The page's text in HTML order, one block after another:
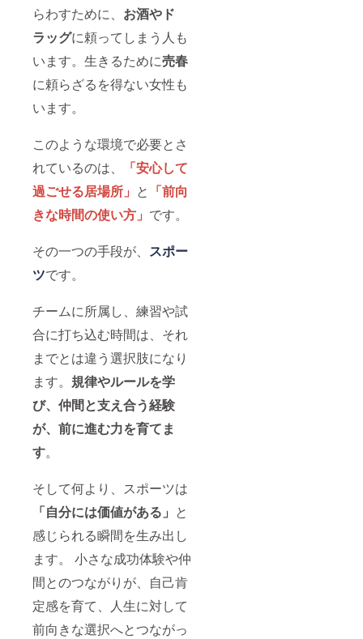
らわすために、 お酒やド
ラッグに頼ってしまう人も
います。生きるために売春
に頼らざるを得ない女性も
います。
このような環境で必要とさ
れているのは、
「安心して
過ごせる居場所」 と 「前向
きな時間の使い方」 です。
その一つの手段が、 スポー
ツです。
チームに所属し、練習や試
合に打ち込む時間は、それ
までとは違う選択肢になり
ます。 規律やルールを学
び、仲間と支え合う経験
が、前に進む力を育てま
す。
そして何より、スポーツは
「自分には価値がある」 と
感じられる瞬間を生み出し
ます。 小さな成功体験や仲
間とのつながりが、自己肯
定感を育て、人生に対して
前向きな選択へとつながっ